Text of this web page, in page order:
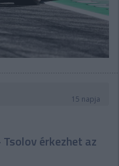
15 napja
érkezhet az